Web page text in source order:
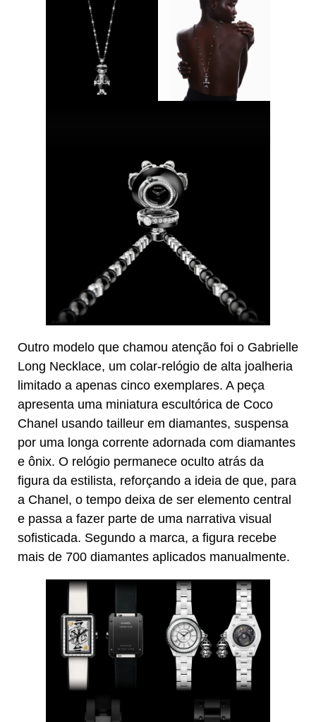
Outro modelo que chamou atenção foi o Gabrielle
Long Necklace, um colar-relógio de alta joalheria
limitado a apenas cinco exemplares. A peça
apresenta uma miniatura escultórica de Coco
Chanel usando tailleur em diamantes, suspensa
por uma longa corrente adornada com diamantes
e ônix. O relógio permanece oculto atrás da
figura da estilista, reforçando a ideia de que, para
a Chanel, o tempo deixa de ser elemento central
e passa a fazer parte de uma narrativa visual
sofisticada. Segundo a marca, a figura recebe
mais de 700 diamantes aplicados manualmente.